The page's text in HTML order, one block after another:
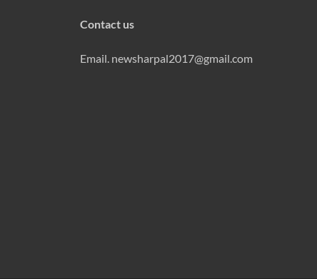
Contact us
Email. newsharpal2017@gmail.com